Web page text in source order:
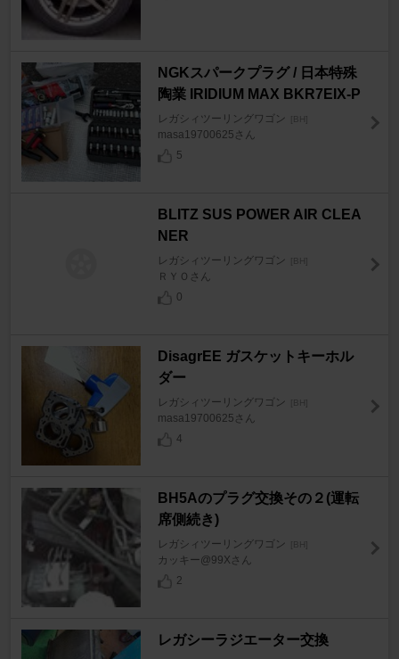
NGKスパークプラグ / 日本特殊
陶業 IRIDIUM MAX BKR7EIX-P
レガシィツーリングワゴン
masa19700625さん
5
BLITZ SUS POWER AIR CLEA
NER
レガシィツーリングワゴン
ＲＹＯさん
0
DisagrEE ガスケットキーホル
ダー
レガシィツーリングワゴン
masa19700625さん
4
BH5Aのプラグ交換その２(運転
席側続き)
レガシィツーリングワゴン
カッキー@99Xさん
2
レガシーラジエーター交換